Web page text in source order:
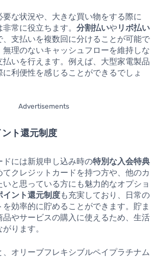
な状況や、大きな買い物をする際に
常に役立ちます。 分割払いやリボ払い
、支払いを複数回に分けることが可能で
理のないキャッシュフローを維持しな
払いを行えます。例えば、大型家電製品
利便性を感じることができるでしょ
Advertisements
ト還元制度
ドには新規申し込み時の特別な入会特典
てクレジットカードを持つ方や、他のカ
と思っている方にも魅力的なオプショ
イント還元制度も充実しており、日常の
効率的に貯めることができます。貯ま
品やサービスの購入に使えるため、生活
ります。
オリーブフレキシブルペイプラチナム